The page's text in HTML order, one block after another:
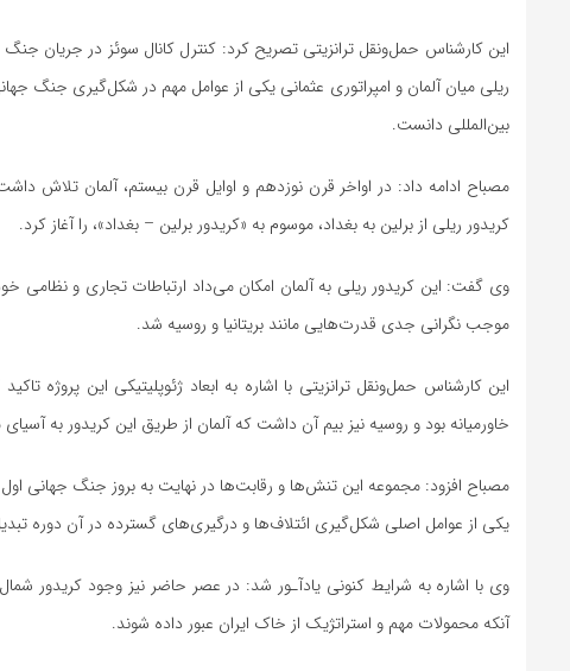
این کارشناس حمل‌ونقل ترانزیتی تصریح کرد: کنترل کانال سوئز در جریان
ریلی میان آلمان و امپراتوری عثمانی یکی از عوامل مهم در شکل‌گیری جنگ
بین‌المللی دانست.
مصباح ادامه داد: در اواخر قرن نوزدهم و اوایل قرن بیستم، آلمان تلاش
کریدور ریلی از برلین به بغداد، موسوم به «کریدور برلین – بغداد»، را آغاز کرد.
وی گفت: این کریدور ریلی به آلمان امکان می‌داد ارتباطات تجاری و نظامی
موجب نگرانی جدی قدرت‌هایی مانند بریتانیا و روسیه شد.
این کارشناس حمل‌ونقل ترانزیتی با اشاره به ابعاد ژئوپلیتیکی این پروژه
خاورمیانه بود و روسیه نیز بیم آن داشت که آلمان از طریق این کریدور به
مصباح افزود: مجموعه این تنش‌ها و رقابت‌ها در نهایت به بروز جنگ جهانی
یکی از عوامل اصلی شکل‌گیری ائتلاف‌ها و درگیری‌های گسترده در آن دوره
وی با اشاره به شرایط کنونی یادآـور شد: در عصر حاضر نیز وجود کریدور
آنکه محمولات مهم و استراتژیک از خاک ایران عبور داده شوند.